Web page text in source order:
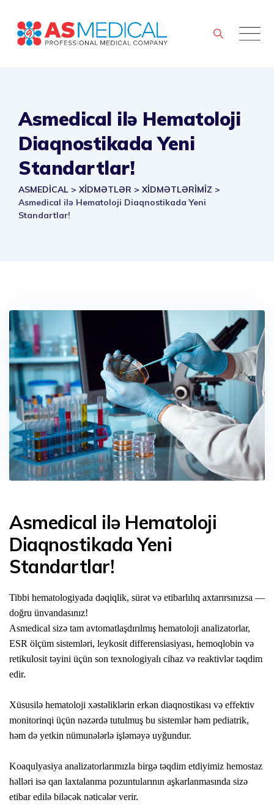
content
Asmedical ilə Hematoloji
Diaqnostikada Yeni
Standartlar!
ASMEDİCAL > XİDMƏTLƏR > XİDMƏTLƏRİMİZ >
Asmedical ilə Hematoloji Diaqnostikada Yeni
Standartlar!
Asmedical ilə Hematoloji
Diaqnostikada Yeni
Standartlar!
Tibbi hematologiyada dəqiqlik, sürət və etibarlılıq axtarırsınızsa —
doğru ünvandasınız!
Asmedical sizə tam avtomatlaşdırılmış hematoloji analizatorlar,
ESR ölçüm sistemləri, leykosit differensiasiyası, hemoqlobin və
retikulosit təyini üçün son texnologiyalı cihaz və reaktivlər təqdim
edir.
Xüsusilə hematoloji xəstəliklərin erkən diaqnostikası və effektiv
monitorinqi üçün nəzərdə tutulmuş bu sistemlər həm pediatrik,
həm də yetkin nümunələrlə işləməyə uyğundur.
Koaqulyasiya analizatorlarımızla birgə təqdim etdiyimiz hemostaz
həlləri isə qan laxtalanma pozuntularının aşkarlanmasında sizə
etibar edilə biləcək nəticələr verir.